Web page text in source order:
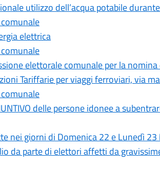
utilizzo dell’acqua potabile
elettrica
elettorale comunale per la
Tariffarie per viaggi ferroviari, via
delle persone idonee a
nei giorni di Domenica 22 e Lunedì
da parte di elettori affetti da